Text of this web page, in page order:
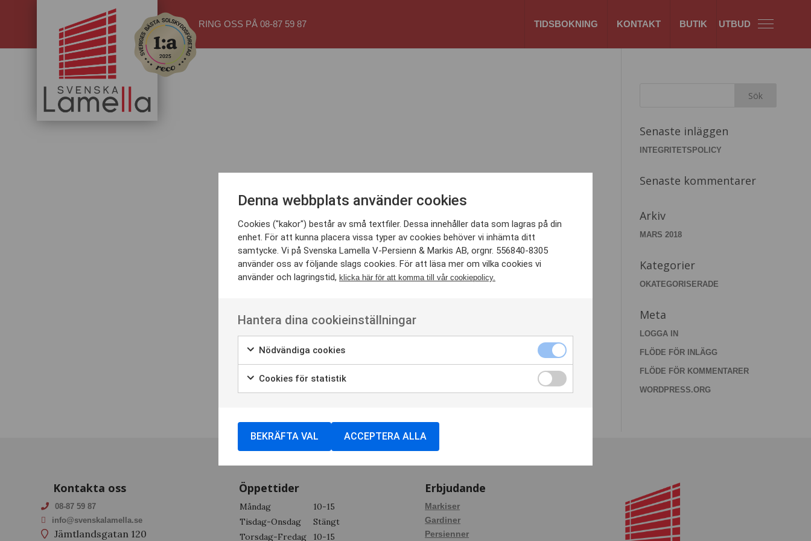
RING OSS PÅ 08-87 59 87 TIDSBOKNING KONTAKT BUTIK
Pergola_Styra
Senaste inläggen
INTEGRITETSPOLICY
Senaste kommentarer
Arkiv
MARS 2018
Kategorier
OKATEGORISERADE
Meta
LOGGA IN
FLÖDE FÖR INLÄGG
FLÖDE FÖR KOMMENTARER
WORDPRESS.ORG
Kontakta oss
08-87 59 87
info@svenskalamella.se
Jämtlandsgatan 120
Öppettider
Måndag
10-15
Tisdag-Onsdag
Stängt
Torsdag-Fredag
10-15
Erbjudande
Markiser
Gardiner
Persienner
Denna webbplats använder cookies
Cookies ("kakor") består av små textfiler. Dessa innehåller data som lagras på din
enhet. För att kunna placera vissa typer av cookies behöver vi inhämta ditt
samtycke. Vi på Svenska Lamella V-Persienn & Markis AB, orgnr. 556840-8305
använder oss av följande slags cookies. För att läsa mer om vilka cookies vi
använder och lagringstid, klicka här för att komma till vår cookiepolicy.
Hantera dina cookieinställningar
Nödvändiga cookies
Cookies för statistik
BEKRÄFTA VAL ACCEPTERA ALLA